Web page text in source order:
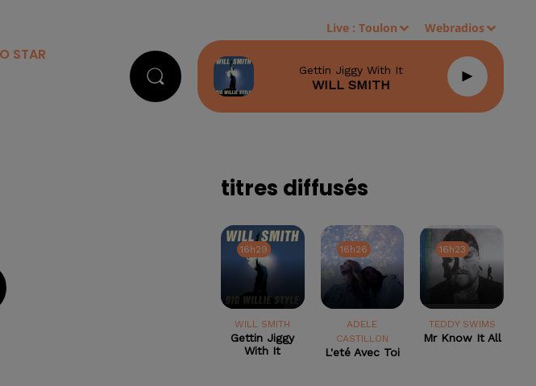
STAR
Live :Toulon Webradios
Gettin Jiggy With It
WILL SMITH
titres diffusés
16h29
16h29
WILL SMITH
Gettin Jiggy
With It
16h26
16h26
ADELE
CASTILLON
L'eté Avec Toi
16h23
16h23
TEDDY SWIMS
Mr Know It All